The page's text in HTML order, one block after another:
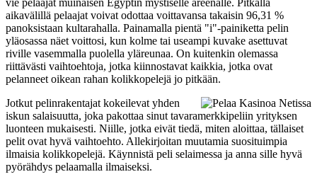
vie pelaajat muinaisen Egyptin mystiselle areenalle. Pitkällä
aikavälillä pelaajat voivat odottaa voittavansa takaisin 96,31 %
panoksistaan ​​kultarahalla. Painamalla pientä "i"-painiketta pelin
yläosassa näet voittosi, kun kolme tai useampi kuvake asettuvat
riville vasemmalla puolella yläreunaa. On kuitenkin olemassa
riittävästi vaihtoehtoja, jotka kiinnostavat kaikkia, jotka ovat
pelanneet oikean rahan kolikkopelejä jo pitkään.
Jotkut pelinrakentajat kokeilevat yhden
iskun salaisuutta, joka pakottaa sinut tavaramerkkipeliin yrityksen
luonteen mukaisesti. Niille, jotka eivät tiedä, miten aloittaa, tällaiset
pelit ovat hyvä vaihtoehto. Allekirjoitan muutamia suosituimpia
ilmaisia ​​kolikkopelejä. Käynnistä peli selaimessa ja anna sille hyvä
pyörähdys pelaamalla ilmaiseksi.